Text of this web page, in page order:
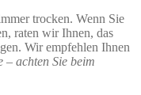
trocken. Wenn Sie
raten wir Ihnen, das
Wir empfehlen Ihnen
– achten Sie beim